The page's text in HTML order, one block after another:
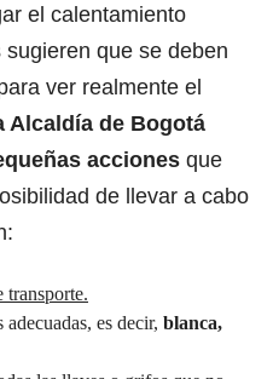
el calentamiento
que se deben
ver realmente el
Alcaldía de Bogotá
acciones que
de llevar a cabo
transporte.
es decir, blanca,